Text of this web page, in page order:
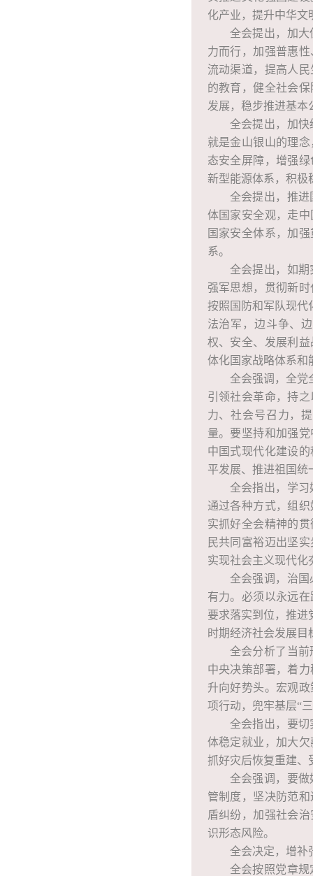
化产业，提升中华文
全会提出，加
力而行，加强普惠
流动渠道，提高人
的教育，健全社会
发展，稳步推进基本
全会提出，加
就是金山银山的理
态安全屏障，增强
新型能源体系，积极
全会提出，推
体国家安全观，走
国家安全体系，加
系。
全会提出，如
强军思想，贯彻新
按照国防和军队现代
法治军，边斗争、
权、安全、发展利
体化国家战略体系和
全会强调，全党
引领社会革命，持
力、社会号召力，
量。要坚持和加强
中国式现代化建设
平发展、推进祖国统
全会指出，学
通过各种方式，组
实抓好全会精神的
民共同富裕迈出坚
实现社会主义现代化
全会强调，治
有力。必须以永远
要求落实到位，推进
时期经济社会发展目
全会分析了当
中央决策部署，着
升向好势头。宏观
项行动，兜牢基层“
全会指出，要
体稳定就业，加大
抓好灾后恢复重建、
全会强调，要
管制度，坚决防范
盾纠纷，加强社会
识形态风险。
全会决定，增补
全会按照党章